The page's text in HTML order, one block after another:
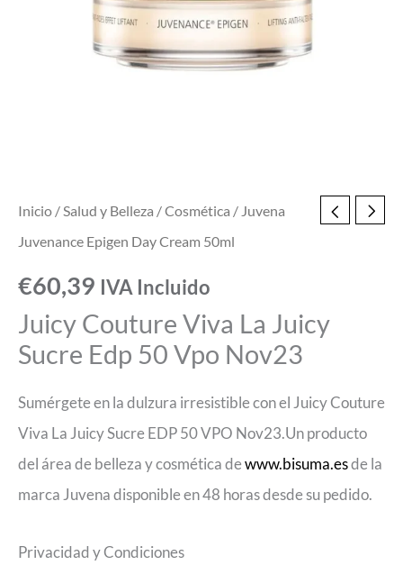
Inicio /Salud y Belleza /Cosmética / Juvena
Juvenance Epigen Day Cream 50ml
€60,39 IVA Incluido
Juicy Couture Viva La Juicy
Sucre Edp 50 Vpo Nov23
Sumérgete en la dulzura irresistible con el Juicy Couture
Viva La Juicy Sucre EDP 50 VPO Nov23.Un producto
del área de belleza y cosmética dewww.bisuma.esde la
marca Juvena disponible en 48 horas desde su pedido.
Privacidad y Condiciones